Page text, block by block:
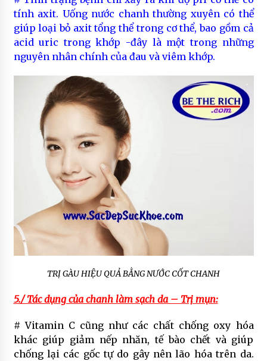
tính axit. Uống nước chanh thường xuyên có thể
giúp loại bỏ axit tổng thể trong cơ thể, bao gồm cả
acid uric trong khớp -đây là một trong những
nguyên nhân chính của đau và viêm khớp.
TRỊ GÀU HIỆU QUẢ BẰNG NƯỚC CỐT CHANH
5./ Tác dụng của chanh làm sạch da – Trị mụn:
# Vitamin C cũng như các chất chống oxy hóa
khác giúp giảm nếp nhăn, tế bào chết và giúp
chống lại các gốc tự do gây nên lão hóa trên da.